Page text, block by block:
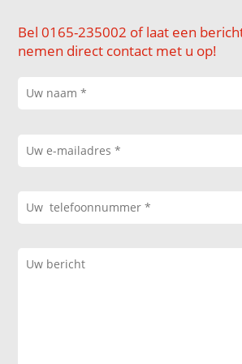
Bel 0165-235002 of laat een
nemen direct contact met u op!